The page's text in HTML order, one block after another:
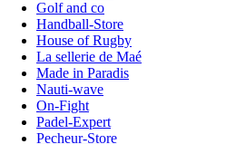
Golf and co
Handball-Store
House of Rugby
La sellerie de Maé
Made in Paradis
Nauti-wave
On-Fight
Padel-Expert
Pecheur-Store